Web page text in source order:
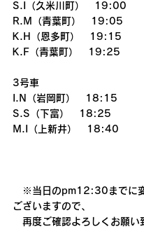
S.I（久米川町）　19:00
R.M（青葉町）　19:05
K.H（恩多町）　19:15
K.F（青葉町）　19:25
3号車
I.N（岩岡町）　18:15
S.S（下富）　18:25
M.I（上新井）　18:40
※当日のpm12:30までに
ございますので、
再度ご確認よろしくお願い